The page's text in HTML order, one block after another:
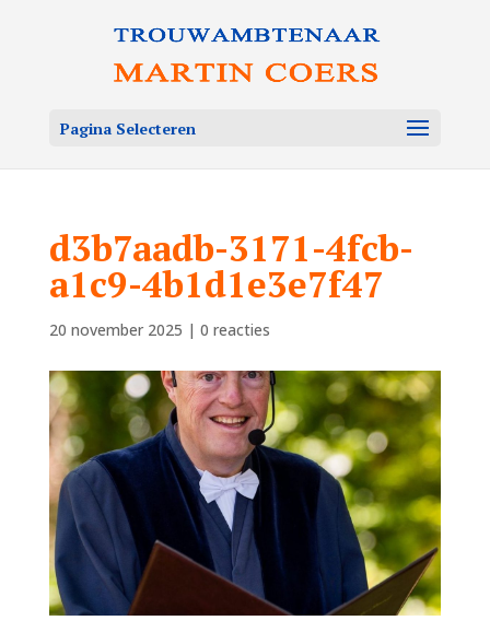
Pagina Selecteren
d3b7aadb-3171-4fcb-
a1c9-4b1d1e3e7f47
20 november 2025 | 0 reacties